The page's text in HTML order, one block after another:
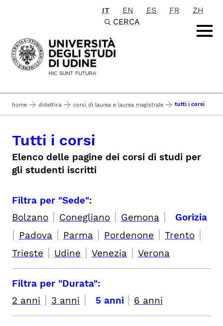
Passa al contenuto principale
IT EN ES FR
ZH
CERCA
home didattica corsi di laurea e laurea magistrale tutti i corsi
Tutti i corsi
Elenco delle pagine dei corsi di studi per
gli studenti iscritti
Filtra per "Sede":
Bolzano | Conegliano | Gemona | Gorizia
| Padova | Parma | Pordenone | Trento |
Trieste | Udine | Venezia | Verona
Filtra per "Durata":
2 anni | 3 anni | 5 anni | 6 anni